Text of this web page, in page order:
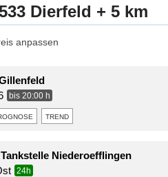
Dierfeld + 5 km
anpassen
bis 20:00 h
trend
Niederoefflingen
24h